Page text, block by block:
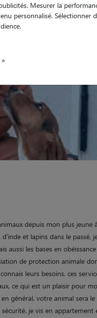
depuis mon plus jeune
et lapins dans le passé,
aussi les bases en
de protection animale
leurs besoins. ces
ce qui est un plaisir pour
général, votre animal sera le
je vis en appartement
Mesurer la
personnalisé.